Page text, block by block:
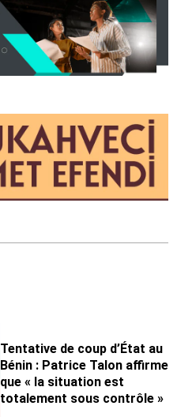
Tentative de coup d’État au
Bénin : Patrice Talon affirme
que « la situation est
totalement sous contrôle »